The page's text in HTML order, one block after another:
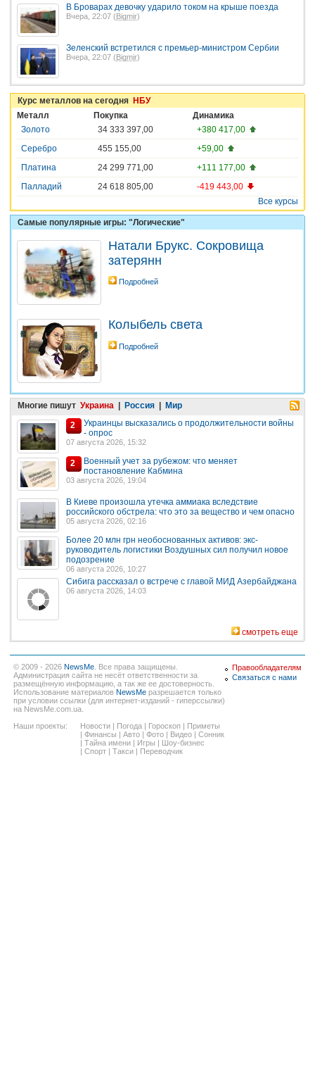
В Броварах девочку ударило током на крыше поезда
Вчера, 22:07 (Bigmir)
Зеленский встретился с премьер-министром Сербии
Вчера, 22:07 (Bigmir)
Курс металлов на сегодня НБУ
Металл
Покупка
Динамика
Золото
34 333 397,00
+380 417,00
Серебро
455 155,00
+59,00
Платина
24 299 771,00
+111 177,00
Палладий
24 618 805,00
-419 443,00
Все курсы
Самые популярные игры: "Логические"
Натали Брукс. Сокровища
затерянн
Подробней
Колыбель света
Подробней
Многие пишут Украина Россия
Мир
2
Украинцы высказались о продолжительности войны
- опрос
07 августа 2026, 15:32
2
Военный учет за рубежом: что меняет
постановление Кабмина
03 августа 2026, 19:04
В Киеве произошла утечка аммиака вследствие
российского обстрела: что это за вещество и чем опасно
05 августа 2026, 02:16
Более 20 млн грн необоснованных активов: экс-
руководитель логистики Воздушных сил получил новое
подозрение
06 августа 2026, 10:27
Сибига рассказал о встрече с главой МИД Азербайджана
06 августа 2026, 14:03
смотреть еще
© 2009 - 2026 NewsMe . Все права защищены.
Администрация сайта не несёт ответственности за
размещённую информацию, а так же ее достоверность.
Использование материалов NewsMe разрешается только
при условии ссылки (для интернет-изданий - гиперссылки)
на NewsMe.com.ua.
Наши проекты:
Новости | Погода | Гороскоп | Приметы
| Финансы | Авто | Фото | Видео | Сонник
| Тайна имени | Игры | Шоу-бизнес
| Спорт | Такси | Переводчик
Правообладателям
Связаться с нами